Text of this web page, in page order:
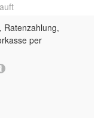
Ratenzahlung,
per